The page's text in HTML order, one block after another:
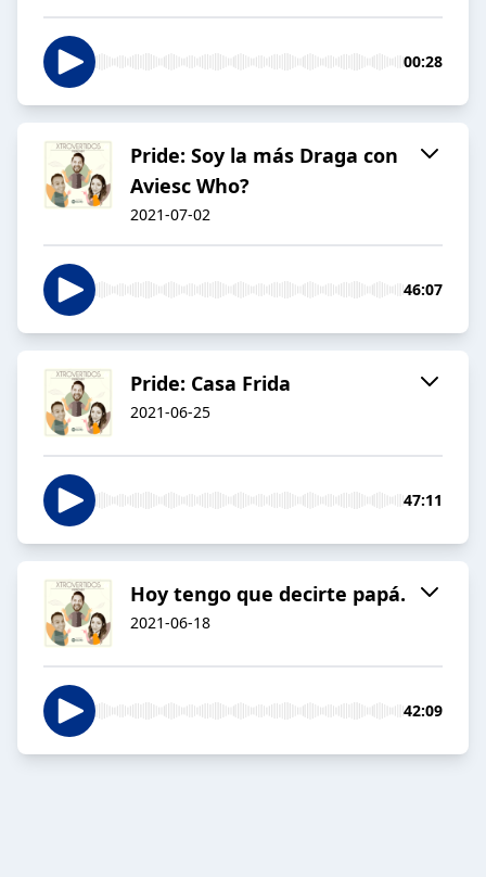
00:28
Pride: Soy la más Draga con
Aviesc Who?
2021-07-02
46:07
Pride: Casa Frida
2021-06-25
47:11
Hoy tengo que decirte papá.
2021-06-18
42:09